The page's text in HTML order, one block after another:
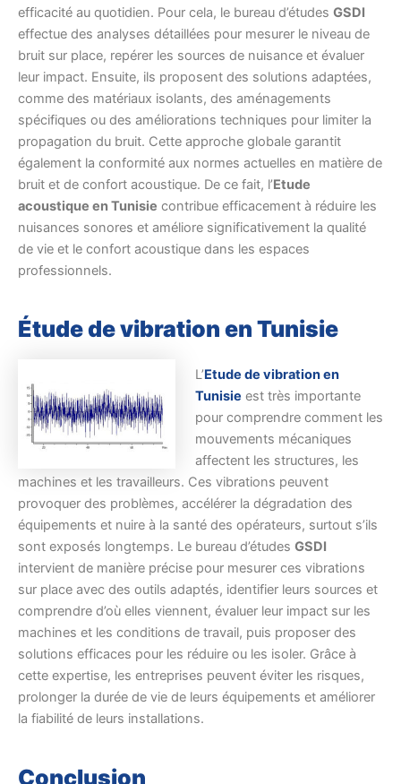
efficacité au quotidien. Pour cela, le bureau d’études GSDI
effectue des analyses détaillées pour mesurer le niveau de
bruit sur place, repérer les sources de nuisance et évaluer
leur impact. Ensuite, ils proposent des solutions adaptées,
comme des matériaux isolants, des aménagements
spécifiques ou des améliorations techniques pour limiter la
propagation du bruit. Cette approche globale garantit
également la conformité aux normes actuelles en matière de
bruit et de confort acoustique. De ce fait, l’Etude
acoustique en Tunisie contribue efficacement à réduire les
nuisances sonores et améliore significativement la qualité
de vie et le confort acoustique dans les espaces
professionnels.
Étude de vibration en Tunisie
L’Etude de vibration en
Tunisie est très importante
pour comprendre comment les
mouvements mécaniques
affectent les structures, les
machines et les travailleurs. Ces vibrations peuvent
provoquer des problèmes, accélérer la dégradation des
équipements et nuire à la santé des opérateurs, surtout s’ils
sont exposés longtemps. Le bureau d’études GSDI
intervient de manière précise pour mesurer ces vibrations
sur place avec des outils adaptés, identifier leurs sources et
comprendre d’où elles viennent, évaluer leur impact sur les
machines et les conditions de travail, puis proposer des
solutions efficaces pour les réduire ou les isoler. Grâce à
cette expertise, les entreprises peuvent éviter les risques,
prolonger la durée de vie de leurs équipements et améliorer
la fiabilité de leurs installations.
Conclusion